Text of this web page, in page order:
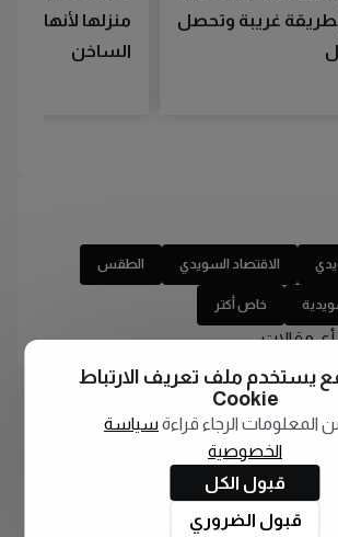
بطريقة غريبة وتحصل
منزلها لأنها لم
الساخن
الاقتصاد السويدي الطقس
خاص أكتر
أي مقالات
يستخدم ملف تعريف الارتباط
Cookie
المعلومات الرجاء قراءة سياسة
الخصوصية
قبول الكل
قبول الضروري